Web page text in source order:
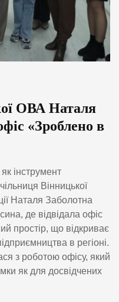
ОВА Наталя
«Зроблено в
інструмент
Вінницької
Наталя Заболотна
де відвідала офіс
простір, що відкриває
в регіоні.
з роботою офісу, який
як для досвідчених